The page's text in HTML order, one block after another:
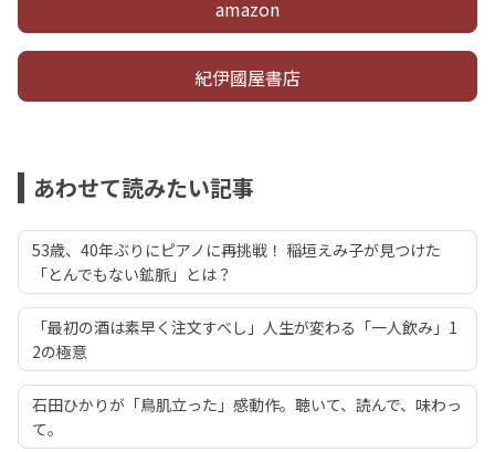
amazon
紀伊國屋書店
あわせて読みたい記事
53歳、40年ぶりにピアノに再挑戦！ 稲垣えみ子が見つけた
「とんでもない鉱脈」とは？
「最初の酒は素早く注文すべし」人生が変わる「一人飲み」1
2の極意
石田ひかりが「鳥肌立った」感動作。聴いて、読んで、味わっ
て。